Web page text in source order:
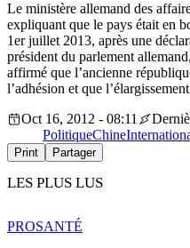
Le ministère allemand des
expliquant que le pays était en
1er juillet 2013, après une
président du parlement
affirmé que l’ancienne
l’adhésion et que
Oct 16, 2012 - 08:11
PolitiqueChine
Print Partager
LES PLUS LUS
PROSANTÉ